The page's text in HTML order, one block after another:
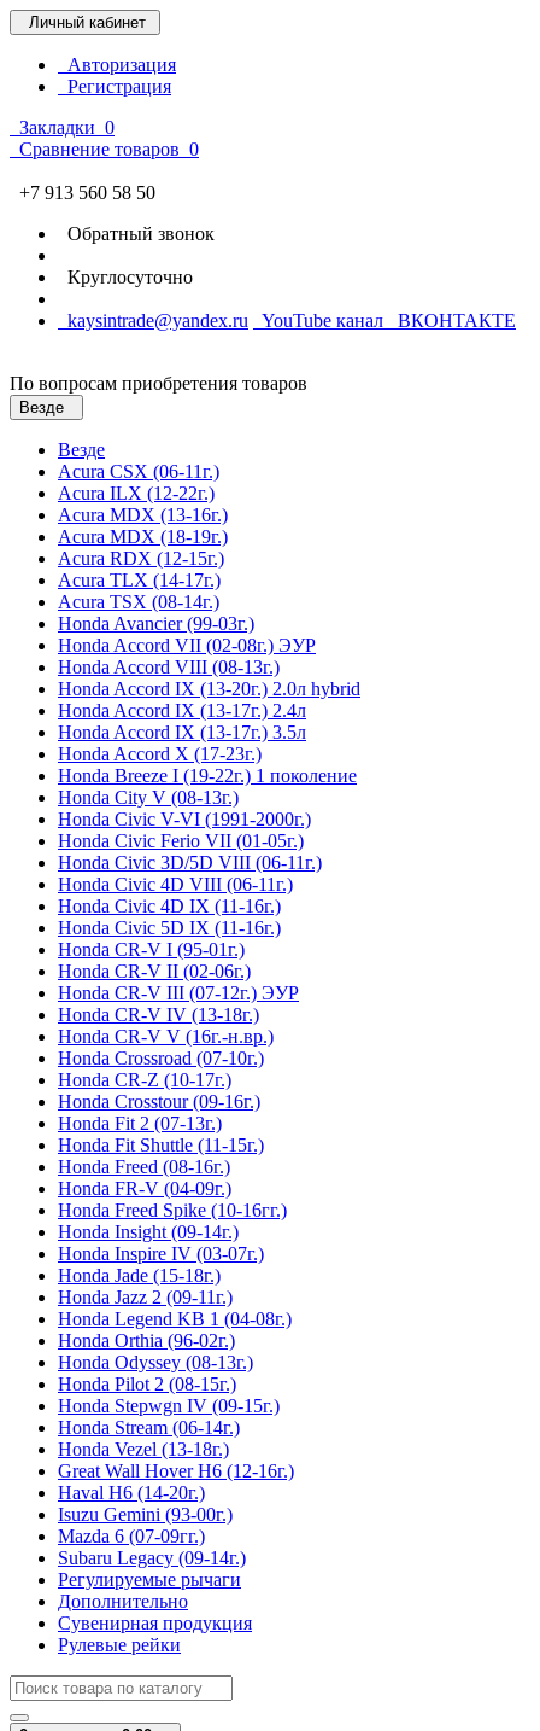
Личный кабинет
Авторизация
Регистрация
Закладки 0
Сравнение товаров 0
+7 913 560 58 50
Обратный звонок
Круглосуточно
kaysintrade@yandex.ru YouTube канал ВКОНТАКТЕ
По вопросам приобретения товаров
Везде
Везде
Acura CSX (06-11г.)
Acura ILX (12-22г.)
Acura MDX (13-16г.)
Acura MDX (18-19г.)
Acura RDX (12-15г.)
Acura TLX (14-17г.)
Acura TSX (08-14г.)
Honda Avancier (99-03г.)
Honda Accord VII (02-08г.) ЭУР
Honda Accord VIII (08-13г.)
Honda Accord IX (13-20г.) 2.0л hybrid
Honda Accord IX (13-17г.) 2.4л
Honda Accord IX (13-17г.) 3.5л
Honda Accord X (17-23г.)
Honda Breeze I (19-22г.) 1 поколение
Honda City V (08-13г.)
Honda Civic V-VI (1991-2000г.)
Honda Civic Ferio VII (01-05г.)
Honda Civic 3D/5D VIII (06-11г.)
Honda Civic 4D VIII (06-11г.)
Honda Civic 4D IX (11-16г.)
Honda Civic 5D IX (11-16г.)
Honda CR-V I (95-01г.)
Honda CR-V II (02-06г.)
Honda CR-V III (07-12г.) ЭУР
Honda CR-V IV (13-18г.)
Honda CR-V V (16г.-н.вр.)
Honda Crossroad (07-10г.)
Honda CR-Z (10-17г.)
Honda Crosstour (09-16г.)
Honda Fit 2 (07-13г.)
Honda Fit Shuttle (11-15г.)
Honda Freed (08-16г.)
Honda FR-V (04-09г.)
Honda Freed Spike (10-16гг.)
Honda Insight (09-14г.)
Honda Inspire IV (03-07г.)
Honda Jade (15-18г.)
Honda Jazz 2 (09-11г.)
Honda Legend KB 1 (04-08г.)
Honda Orthia (96-02г.)
Honda Odyssey (08-13г.)
Honda Pilot 2 (08-15г.)
Honda Stepwgn IV (09-15г.)
Honda Stream (06-14г.)
Honda Vezel (13-18г.)
Great Wall Hover H6 (12-16г.)
Haval H6 (14-20г.)
Isuzu Gemini (93-00г.)
Mazda 6 (07-09гг.)
Subaru Legacy (09-14г.)
Регулируемые рычаги
Дополнительно
Сувенирная продукция
Рулевые рейки